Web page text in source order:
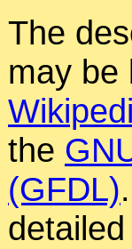
The
may be
the
(GFDL)